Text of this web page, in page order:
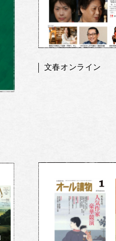
文春オンライン